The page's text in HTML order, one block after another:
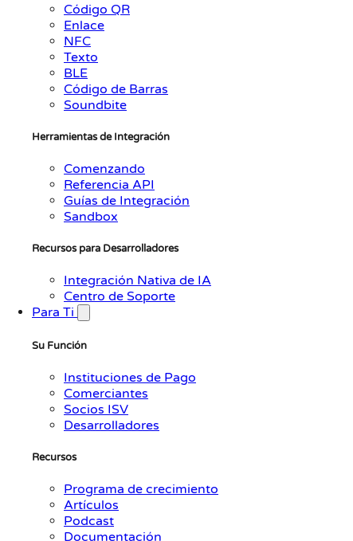
Código QR
Enlace
NFC
Texto
BLE
Código de Barras
Soundbite
Herramientas de Integración
Comenzando
Referencia API
Guías de Integración
Sandbox
Recursos para Desarrolladores
Integración Nativa de IA
Centro de Soporte
Para Ti
Su Función
Instituciones de Pago
Comerciantes
Socios ISV
Desarrolladores
Recursos
Programa de crecimiento
Artículos
Podcast
Documentación